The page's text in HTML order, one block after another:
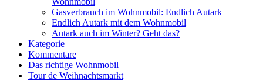
Gasverbrauch im Wohnmobil: Endlich Autark
Endlich Autark mit dem Wohnmobil
Autark auch im Winter? Geht das?
Kategorie
Kommentare
Das richtige Wohnmobil
Tour de Weihnachtsmarkt